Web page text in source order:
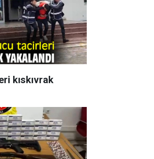
kıskıvrak